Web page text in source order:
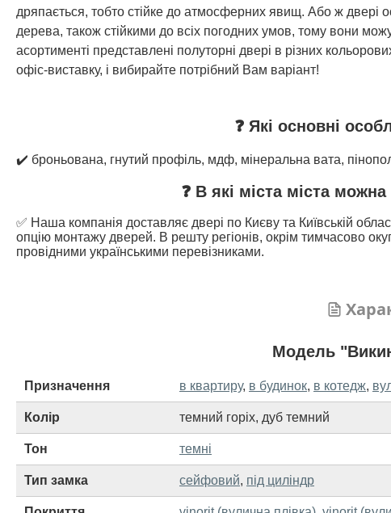
дряпається, тобто стійке до атмосферних явищ. Або ж двері
дерева, також стійкими до всіх погодних умов, тому вони
асортименті представлені полуторні двері в різних
офіс-виставку, і вибирайте потрібний Вам варіант!
❓ Які основні
✔️ броньована, гнутий профіль, мдф, мінеральна вата,
❓ В які міста міста
✅ Наша компанія доставляє двері по Києву та Київській
опцію монтажу дверей. В решту регіонів, окрім тимчасово
провідними українськими перевізниками.
Модель
Призначення в квартиру, в будинок, в котедж,
Колір темний горіх, дуб темний
Тон темні
Тип замка сейфовий, під циліндр